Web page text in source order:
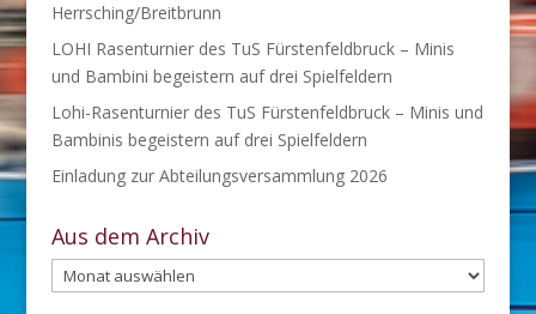
Herrsching/Breitbrunn
LOHI Rasenturnier des TuS Fürstenfeldbruck – Minis
und Bambini begeistern auf drei Spielfeldern
Lohi-Rasenturnier des TuS Fürstenfeldbruck – Minis und
Bambinis begeistern auf drei Spielfeldern
Einladung zur Abteilungsversammlung 2026
Aus dem Archiv
Aus
dem